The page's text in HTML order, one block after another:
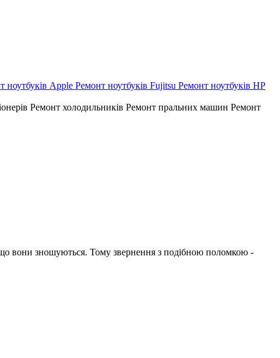
ноутбуків Apple Ремонт ноутбуків Fujitsu Ремонт ноутбуків HP
Ремонт холодильників Ремонт пральних машин Ремонт
вони зношуються. Тому звернення з подібною поломкою -